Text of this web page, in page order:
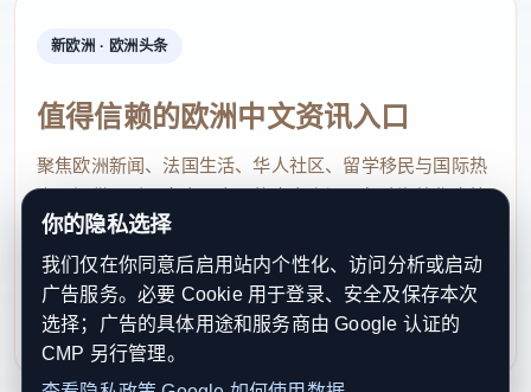
新欧洲 · 欧洲头条
值得信赖的欧洲中文资讯入口
聚焦欧洲新闻、法国生活、华人社区、留学移民与国际热
点，提供及时、真实、实用的中文资讯，帮助海外华人快
速了解欧洲动态。
contact@xinouzhou.com
服务支持、版权与合作：工作日优先处理站务、投稿与权
利通知
你的隐私选择
我们仅在你同意后启用站内个性化、访问分析或启动
广告服务。必要 Cookie 用于登录、安全及保存本次
选择；广告的具体用途和服务商由 Google 认证的
CMP 另行管理。